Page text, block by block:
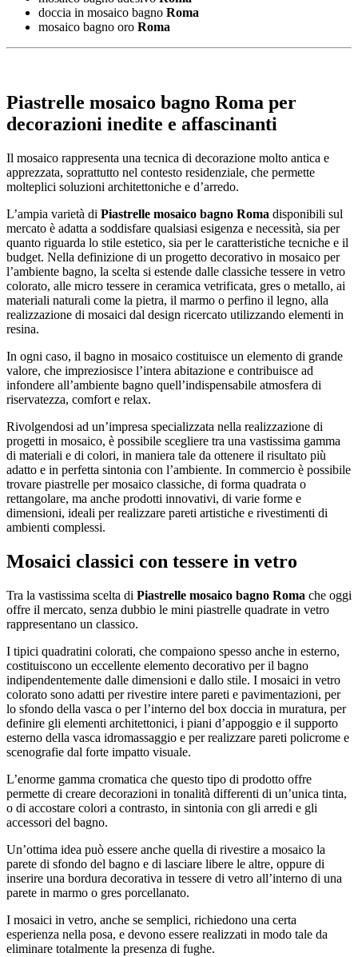
doccia in mosaico bagno Roma
mosaico bagno oro Roma
Piastrelle mosaico bagno Roma per
decorazioni inedite e affascinanti
Il mosaico rappresenta una tecnica di decorazione molto antica e
apprezzata, soprattutto nel contesto residenziale, che permette
molteplici soluzioni architettoniche e d’arredo.
L’ampia varietà di Piastrelle mosaico bagno Roma disponibili sul
mercato è adatta a soddisfare qualsiasi esigenza e necessità, sia per
quanto riguarda lo stile estetico, sia per le caratteristiche tecniche e il
budget. Nella definizione di un progetto decorativo in mosaico per
l’ambiente bagno, la scelta si estende dalle classiche tessere in vetro
colorato, alle micro tessere in ceramica vetrificata, gres o metallo, ai
materiali naturali come la pietra, il marmo o perfino il legno, alla
realizzazione di mosaici dal design ricercato utilizzando elementi in
resina.
In ogni caso, il bagno in mosaico costituisce un elemento di grande
valore, che impreziosisce l’intera abitazione e contribuisce ad
infondere all’ambiente bagno quell’indispensabile atmosfera di
riservatezza, comfort e relax.
Rivolgendosi ad un’impresa specializzata nella realizzazione di
progetti in mosaico, è possibile scegliere tra una vastissima gamma
di materiali e di colori, in maniera tale da ottenere il risultato più
adatto e in perfetta sintonia con l’ambiente. In commercio è possibile
trovare piastrelle per mosaico classiche, di forma quadrata o
rettangolare, ma anche prodotti innovativi, di varie forme e
dimensioni, ideali per realizzare pareti artistiche e rivestimenti di
ambienti complessi.
Mosaici classici con tessere in vetro
Tra la vastissima scelta di Piastrelle mosaico bagno Roma che oggi
offre il mercato, senza dubbio le mini piastrelle quadrate in vetro
rappresentano un classico.
I tipici quadratini colorati, che compaiono spesso anche in esterno,
costituiscono un eccellente elemento decorativo per il bagno
indipendentemente dalle dimensioni e dallo stile. I mosaici in vetro
colorato sono adatti per rivestire intere pareti e pavimentazioni, per
lo sfondo della vasca o per l’interno del box doccia in muratura, per
definire gli elementi architettonici, i piani d’appoggio e il supporto
esterno della vasca idromassaggio e per realizzare pareti policrome e
scenografie dal forte impatto visuale.
L’enorme gamma cromatica che questo tipo di prodotto offre
permette di creare decorazioni in tonalità differenti di un’unica tinta,
o di accostare colori a contrasto, in sintonia con gli arredi e gli
accessori del bagno.
Un’ottima idea può essere anche quella di rivestire a mosaico la
parete di sfondo del bagno e di lasciare libere le altre, oppure di
inserire una bordura decorativa in tessere di vetro all’interno di una
parete in marmo o gres porcellanato.
I mosaici in vetro, anche se semplici, richiedono una certa
esperienza nella posa, e devono essere realizzati in modo tale da
eliminare totalmente la presenza di fughe.